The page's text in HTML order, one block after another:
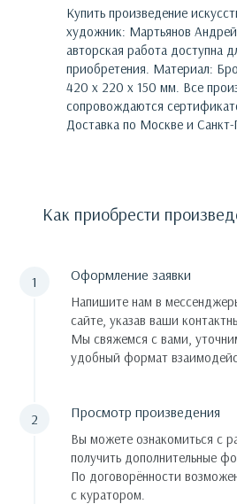
Купить произведение
художник: Мартьянов Андрей
авторская работа доступна
приобретения. Материал:
420 х 220 х 150 мм. Все
сопровождаются
Доставка по Москве и Санкт-
Как приобрести
Оформление заявки
Напишите нам в
сайте, указав ваши
Мы свяжемся с вами,
удобный формат
Просмотр произведения
Вы можете ознакомиться с
получить дополнительные
По договорённости
с куратором.